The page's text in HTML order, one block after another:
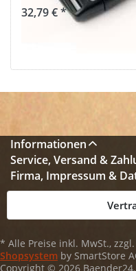
32,79 € *
Informationen
Service, Versand &
Firma, Impressum &
* Alle Preise inkl. MwSt., zzgl.
Shopsystem by SmartStore
Copyright © 2026